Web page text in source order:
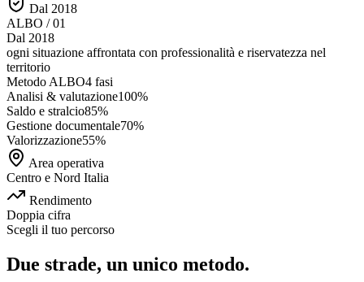
Dal 2018
ALBO / 01
Dal 2018
ogni situazione affrontata con professionalità e riservatezza nel
territorio
Metodo ALBO4 fasi
Analisi & valutazione100%
Saldo e stralcio85%
Gestione documentale70%
Valorizzazione55%
Area operativa
Centro e Nord Italia
Rendimento
Doppia cifra
Scegli il tuo percorso
Due strade, un unico metodo.